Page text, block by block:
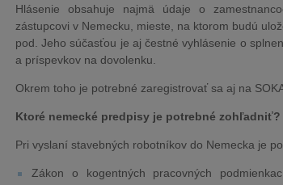
Hlásenie obsahuje najmä údaje o
zástupcovi v Nemecku, mieste, na ktorom budú
pod. Jeho súčasťou je aj čestné vyhlásenie o
a príspevkov na dovolenku.
Okrem toho je potrebné zaregistrovať sa aj na
Ktoré nemecké predpisy je potrebné zohľadniť?
Pri vyslaní stavebných robotníkov do Nemecka je
Zákon o kogentných pracovných